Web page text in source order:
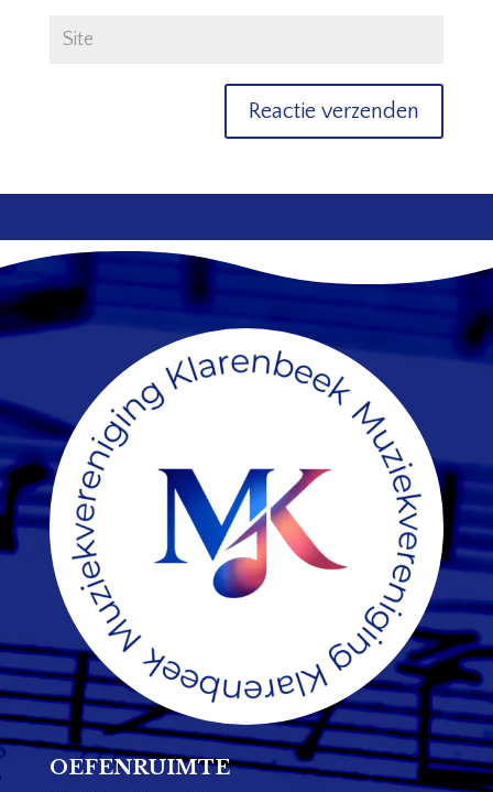
OEFENRUIMTE